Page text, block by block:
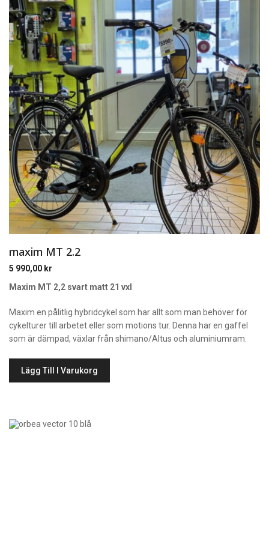
maxim MT 2.2
5 990,00 kr
Maxim MT 2,2 svart matt 21 vxl
Maxim en pålitlig hybridcykel som har allt som man behöver för
cykelturer till arbetet eller som motions tur. Denna har en gaffel
som är dämpad, växlar från shimano/Altus och aluminiumram.
Lägg Till I Varukorg